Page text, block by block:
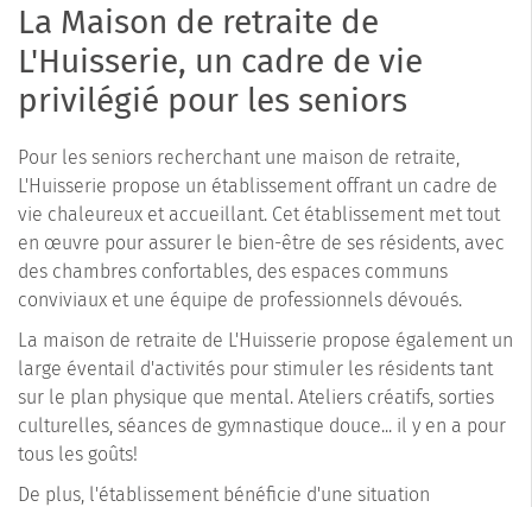
La Maison de retraite de
L'Huisserie, un cadre de vie
privilégié pour les seniors
Pour les seniors recherchant une maison de retraite,
L'Huisserie propose un établissement offrant un cadre de
vie chaleureux et accueillant. Cet établissement met tout
en œuvre pour assurer le bien-être de ses résidents, avec
des chambres confortables, des espaces communs
conviviaux et une équipe de professionnels dévoués.
La maison de retraite de L'Huisserie propose également un
large éventail d'activités pour stimuler les résidents tant
sur le plan physique que mental. Ateliers créatifs, sorties
culturelles, séances de gymnastique douce... il y en a pour
tous les goûts!
De plus, l'établissement bénéficie d'une situation